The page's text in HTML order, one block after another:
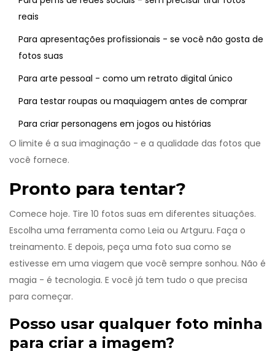
reais
Para apresentações profissionais - se você não gosta de
fotos suas
Para arte pessoal - como um retrato digital único
Para testar roupas ou maquiagem antes de comprar
Para criar personagens em jogos ou histórias
O limite é a sua imaginação - e a qualidade das fotos que
você fornece.
Pronto para tentar?
Comece hoje. Tire 10 fotos suas em diferentes situações.
Escolha uma ferramenta como Leia ou Artguru. Faça o
treinamento. E depois, peça uma foto sua como se
estivesse em uma viagem que você sempre sonhou. Não é
magia - é tecnologia. E você já tem tudo o que precisa
para começar.
Posso usar qualquer foto minha
para criar a imagem?